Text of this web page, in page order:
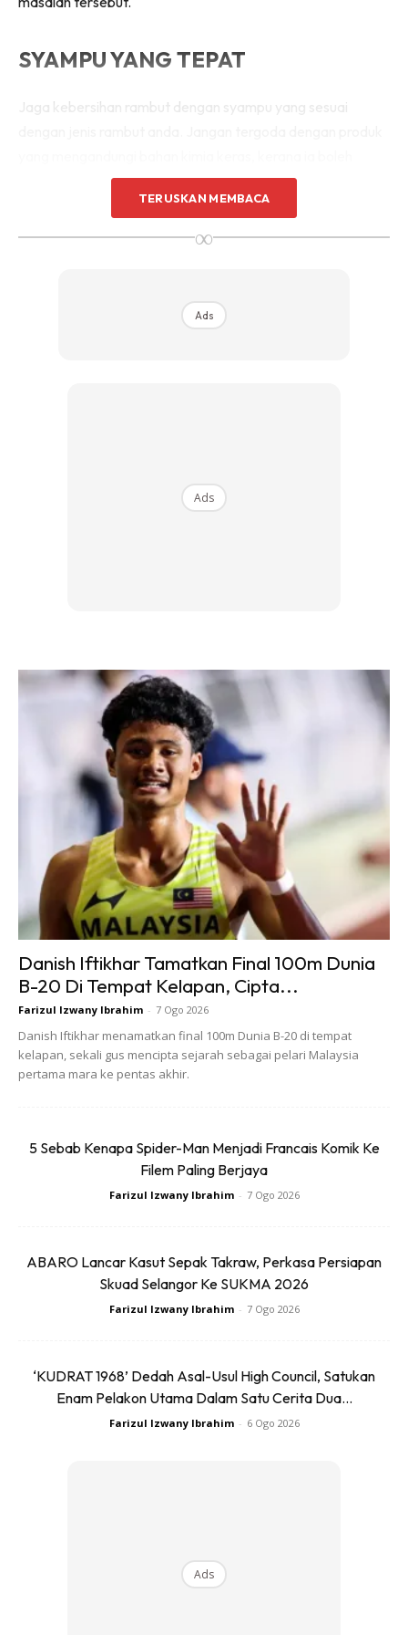
SYAMPU YANG TEPAT
Jaga kebersihan rambut dengan syampu yang sesuai
merosakkan rambut dan kulit kepala. Pilih syampu yang
lembut dan menyegarkan!
PEMAKANAN SIHAT UNTUK
RAMBUT CANTIK
Apa yang anda makan memainkan peranan penting dalam
kesihatan rambut. Pastikan diet anda kaya dengan nutrien
penting seperti protein, zink, vitamin B, dan zat besi. Ini
bukan sahaja menyokong pertumbuhan rambut yang sihat,
tetapi juga membantu rambut kelihatan lebih kuat dan
bersinar.
KESIHATAN TUBUH BADAN
Cara terbaik untuk menjaga kesihatan keseluruhan badan
membantu mengurangkan risiko kehilangan rambut yang
disebabkan oleh tekanan atau kurang tidur.
atau produk rambut yang berisiko merosakkan rambut. Pilih
produk yang lebih lembut dan selamat untuk rambut anda.
TERUSKAN MEMBACA
∞
Ads
Ads
Danish Iftikhar Tamatkan Final 100m Dunia
B-20 Di Tempat Kelapan, Cipta...
Farizul Izwany Ibrahim - 7 Ogo 2026
Danish Iftikhar menamatkan final 100m Dunia B-20 di tempat
kelapan, sekali gus mencipta sejarah sebagai pelari Malaysia
pertama mara ke pentas akhir.
5 Sebab Kenapa Spider-Man Menjadi Francais Komik Ke
Filem Paling Berjaya
Farizul Izwany Ibrahim - 7 Ogo 2026
ABARO Lancar Kasut Sepak Takraw, Perkasa Persiapan
Skuad Selangor Ke SUKMA 2026
Farizul Izwany Ibrahim - 7 Ogo 2026
‘KUDRAT 1968’ Dedah Asal-Usul High Council, Satukan
Enam Pelakon Utama Dalam Satu Cerita Dua...
Farizul Izwany Ibrahim - 6 Ogo 2026
Ads